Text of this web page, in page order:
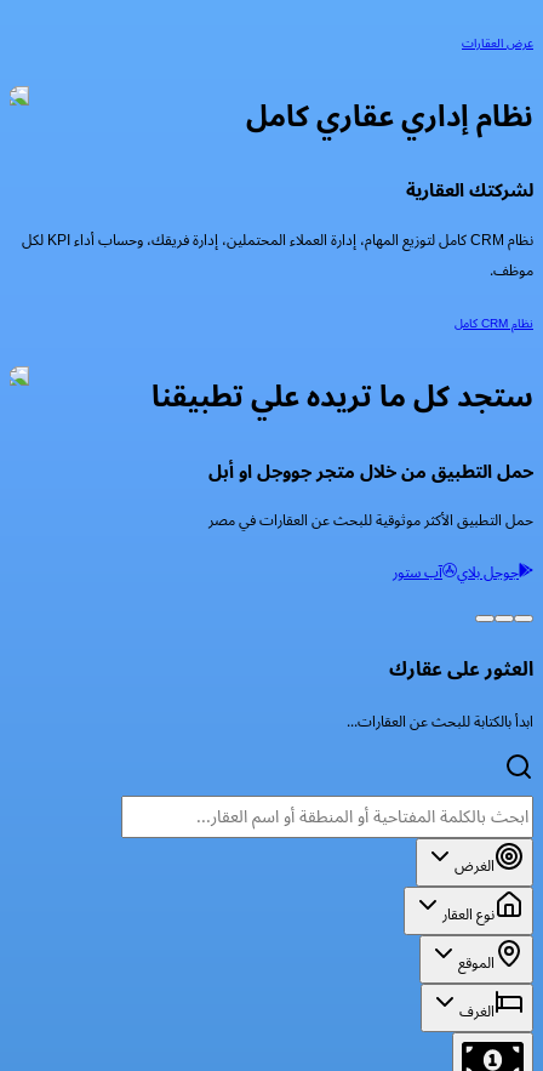
عرض العقارات
نظام إداري عقاري كامل
لشركتك العقارية
نظام CRM كامل لتوزيع المهام، إدارة العملاء المحتملين، إدارة فريقك، وحساب أداء KPI لكل
موظف.
نظام CRM كامل
ستجد كل ما تريده علي تطبيقنا
حمل التطبيق من خلال متجر جووجل او أبل
حمل التطبيق الأكثر موثوقية للبحث عن العقارات في مصر
جوجل بلاي آب ستور
العثور على عقارك
ابدأ بالكتابة للبحث عن العقارات...
الغرض
نوع العقار
الموقع
الغرف